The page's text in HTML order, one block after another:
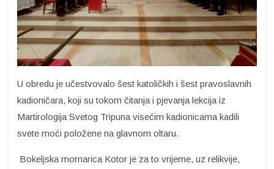
U obredu je učestvovalo šest katoličkih i šest pravoslavnih
kadioničara, koji su tokom čitanja i pjevanja lekcija iz
Martirologija Svetog Tripuna visećim kadionicama kadili
svete moći položene na glavnom oltaru.
Bokeljska mornarica Kotor je za to vrijeme, uz relikvije,